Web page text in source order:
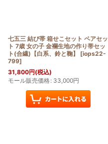
七五三 結び帯 箱せこセット ペアセッ
ト 7歳 女の子 金襴生地の作り帯セッ
ト(合繊)【白系、鈴と鞠】
[iops22-
799]
31,800円(税込)
モール販売価格: 33,000円